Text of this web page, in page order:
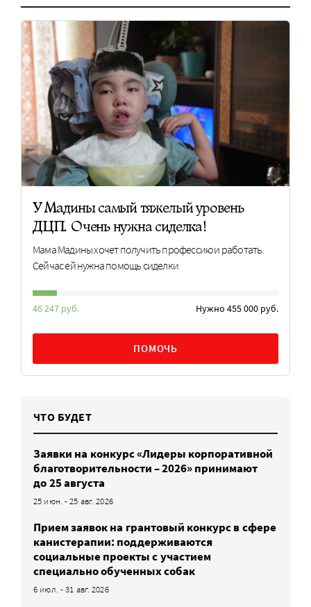
У Мадины самый тяжелый уровень
ДЦП. Очень нужна сиделка!
Мама Мадины хочет получить профессию и работать.
Сейчас ей нужна помощь сиделки
46 247 руб. Нужно 455 000 руб.
ПОМОЧЬ
ЧТО БУДЕТ
Заявки на конкурс «Лидеры корпоративной
благотворительности – 2026» принимают
до 25 августа
25 июн. - 25 авг. 2026
Прием заявок на грантовый конкурс в сфере
канистерапии: поддерживаются
социальные проекты с участием
специально обученных собак
6 июл. - 31 авг. 2026